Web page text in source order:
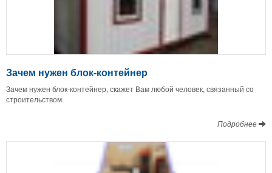
Зачем нужен блок-контейнер
Зачем нужен блок-контейнер, скажет Вам любой человек, связанный со
строительством.
Подробнее